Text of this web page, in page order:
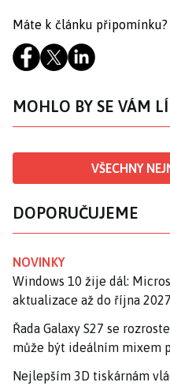
Máte k článku připomínku?
MOHLO BY SE VÁM
VŠECHNY
DOPORUČUJEME
NOVINKY
Windows 10 žije dál:
aktualizace až do října 2027
Řada Galaxy S27 se
může být ideálním mixem
Nejlepším 3D tiskárnám